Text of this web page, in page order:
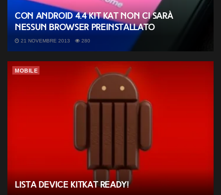
Con Android 4.4 Kit Kat non ci sarà
nessun browser preinstallato
21 NOVEMBRE 2013 280
MOBILE
Lista Device KitKat ready!